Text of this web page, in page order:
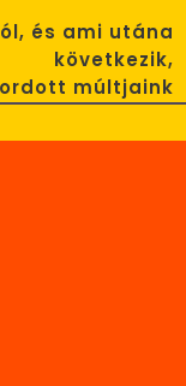
és ami utána
következik,
múltjaink